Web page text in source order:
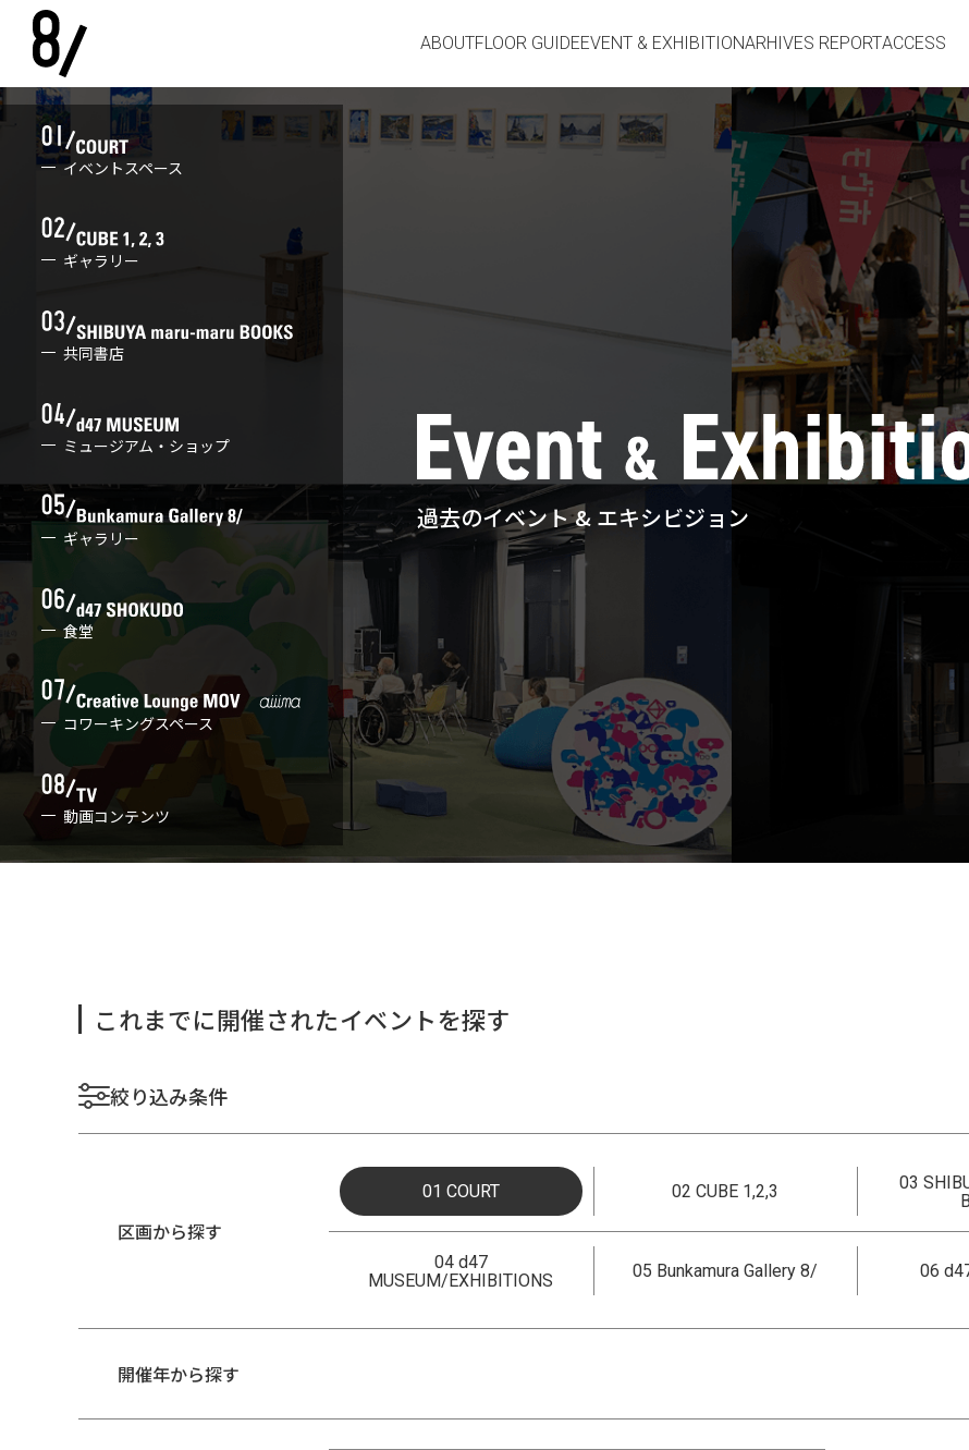
ABOUTFLOOR GUIDEEVENT & EXHIBITIONARHIVES REPORTACCESS
イベントスペース
ギャラリー
共同書店
ミュージアム・ショップ
ギャラリー
食堂
コワーキングスペース
動画コンテンツ
過去のイベント & エキシビジョン
これまでに開催されたイベントを探す
絞り込み条件
区画から探す
01 COURT 02 CUBE 1,2,3
03
04 d47
MUSEUM/EXHIBITIONS
05 Bunkamura Gallery 8/ 06
開催年から探す